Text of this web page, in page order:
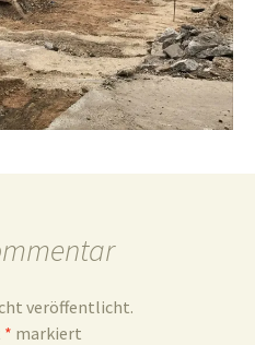
veröffentlicht.
* markiert